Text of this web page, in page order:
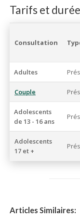
Tarifs et
Consultation
Adultes
Couple
Adolescents
de 13 - 16 ans
Adolescents
17 et +
Articles Similaires: